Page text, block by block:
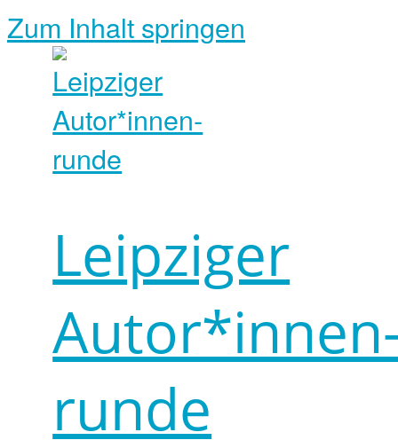
Zum Inhalt springen
Leipziger
runde